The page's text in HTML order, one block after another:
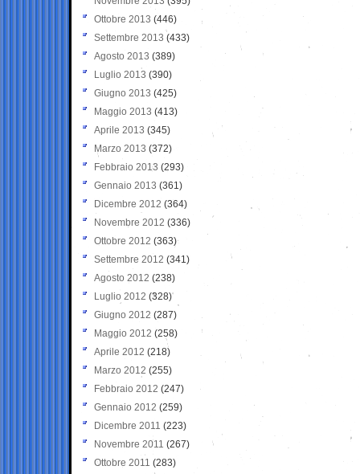
Ottobre 2013 (446)
Settembre 2013 (433)
Agosto 2013 (389)
Luglio 2013 (390)
Giugno 2013 (425)
Maggio 2013 (413)
Aprile 2013 (345)
Marzo 2013 (372)
Febbraio 2013 (293)
Gennaio 2013 (361)
Dicembre 2012 (364)
Novembre 2012 (336)
Ottobre 2012 (363)
Settembre 2012 (341)
Agosto 2012 (238)
Luglio 2012 (328)
Giugno 2012 (287)
Maggio 2012 (258)
Aprile 2012 (218)
Marzo 2012 (255)
Febbraio 2012 (247)
Gennaio 2012 (259)
Dicembre 2011 (223)
Novembre 2011 (267)
Ottobre 2011 (283)